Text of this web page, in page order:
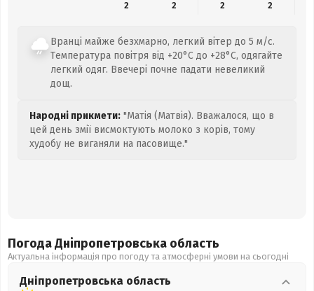
2
2 2 2
Вранці майже безхмарно, легкий вітер до 5 м/с.
Температура повітря від +20°C до +28°C, одягайте
легкий одяг. Ввечері почне падати невеликий
дощ.
Народні прикмети: "Матія (Матвія). Вважалося, що в
цей день змії висмоктують молоко з корів, тому
худобу не виганяли на пасовище."
Погода Дніпропетровська область
Актуальна інформація про погоду та атмосферні умови на сьогодні
Дніпропетровська область